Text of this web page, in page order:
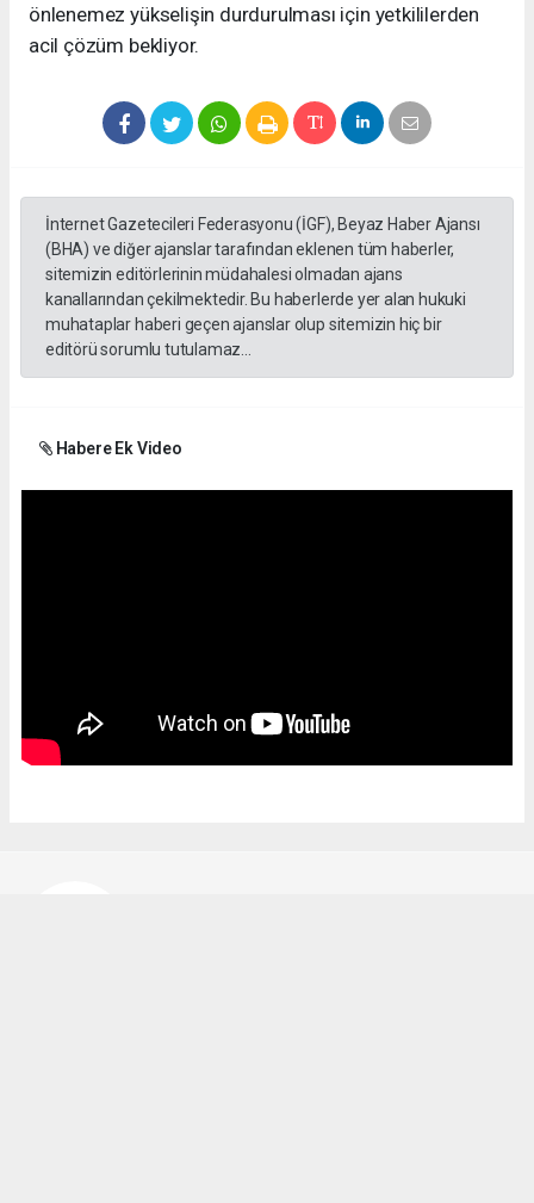
önlenemez yükselişin durdurulması için yetkililerden
acil çözüm bekliyor.
İnternet Gazetecileri Federasyonu (İGF), Beyaz Haber Ajansı
(BHA) ve diğer ajanslar tarafından eklenen tüm haberler,
sitemizin editörlerinin müdahalesi olmadan ajans
kanallarından çekilmektedir. Bu haberlerde yer alan hukuki
muhataplar haberi geçen ajanslar olup sitemizin hiç bir
editörü sorumlu tutulamaz...
Habere Ek Video